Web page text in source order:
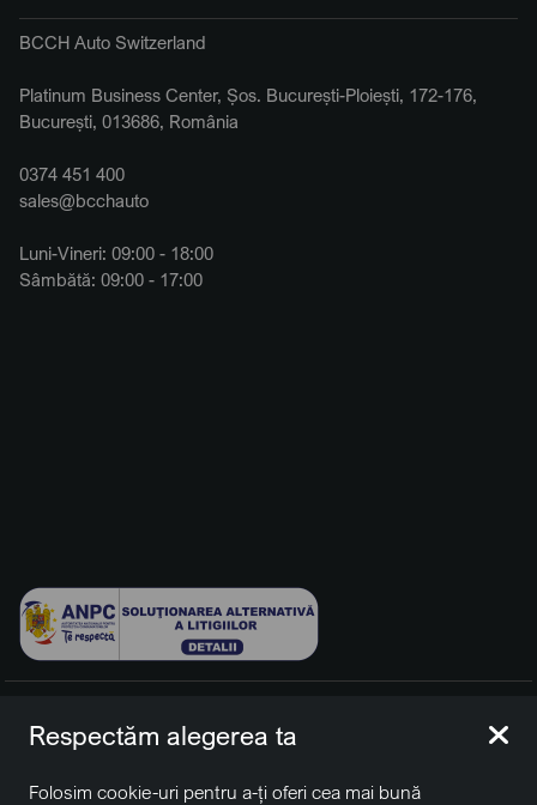
BCCH Auto Switzerland
Platinum Business Center, Șos. București-Ploiești, 172-176,
București, 013686, România
0374 451 400
sales@bcchauto
Luni-Vineri: 09:00 - 18:00
Sâmbătă: 09:00 - 17:00
rezervate.
Respectăm alegerea ta
Folosim cookie-uri pentru a-ți oferi cea mai bună